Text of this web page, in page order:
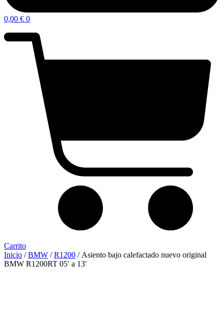
0,00 € 0
Carrito
Inicio /BMW /R1200 / Asiento bajo calefactado nuevo original
BMW R1200RT 05′ a 13′